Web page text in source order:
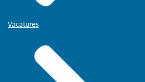
Vacatures